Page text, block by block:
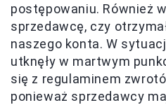
postępowaniu. Również
sprzedawcę, czy
naszego konta. W
utknęły w martwym
się z regulaminem
ponieważ sprzedawcy